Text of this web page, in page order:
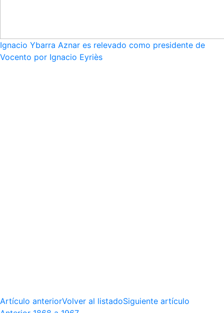
Ignacio Ybarra Aznar es relevado como presidente de
Vocento por Ignacio Eyriès
Artículo anteriorVolver al listadoSiguiente artículo